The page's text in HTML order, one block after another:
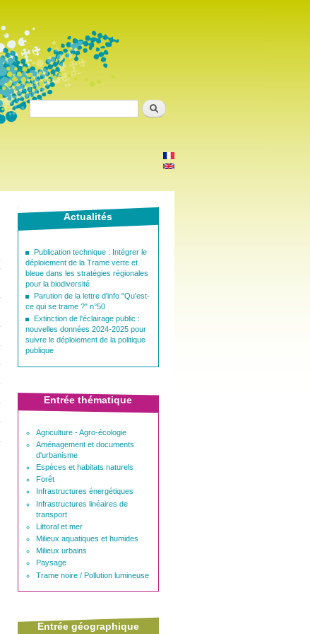
Actualités
Publication technique : Intégrer le
déploiement de la Trame verte et
bleue dans les stratégies régionales
pour la biodiversité
Parution de la lettre d'info "Qu'est-
ce qui se trame ?" n°50
Extinction de l'éclairage public :
nouvelles données 2024-2025 pour
suivre le déploiement de la politique
publique
Entrée thématique
Agriculture - Agro-écologie
Aménagement et documents
d'urbanisme
Espèces et habitats naturels
Forêt
Infrastructures énergétiques
Infrastructures linéaires de
transport
Littoral et mer
Milieux aquatiques et humides
Milieux urbains
Paysage
Trame noire / Pollution lumineuse
Entrée géographique